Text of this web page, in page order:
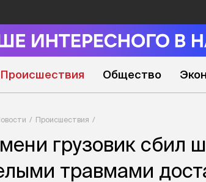
Происшествия Общество
Происшествия
грузовик сбил
травмами